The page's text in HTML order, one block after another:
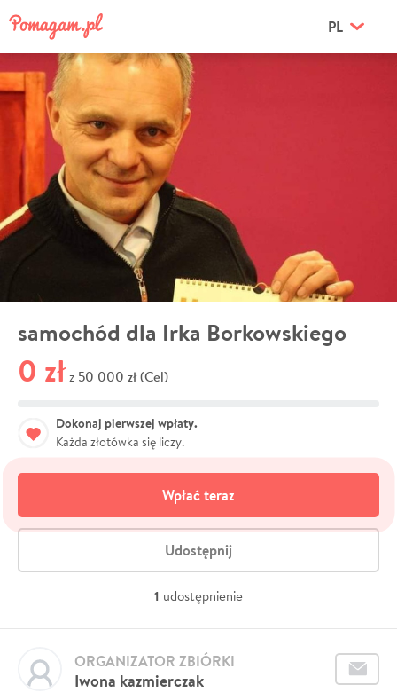
PL
samochód dla Irka Borkowskiego
0 zł z 50 000 zł (Cel)
Dokonaj pierwszej wpłaty.
Każda złotówka się liczy.
Wpłać teraz
Udostępnij
1 udostępnienie
Iwona kazmierczak
ORGANIZATOR ZBIÓRKI